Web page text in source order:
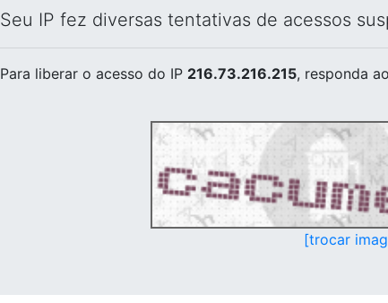
Seu IP fez diversas tentativas de acessos
Para liberar o acesso do IP 216.73.216.215, responda
[trocar